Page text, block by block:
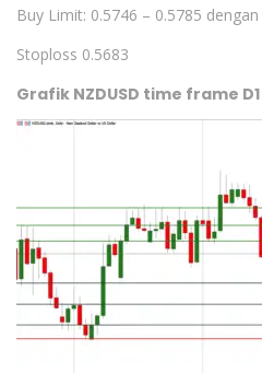
Buy Limit: 0.5746 – 0.5785
Stoploss 0.5683
Grafik NZDUSD time frame D1